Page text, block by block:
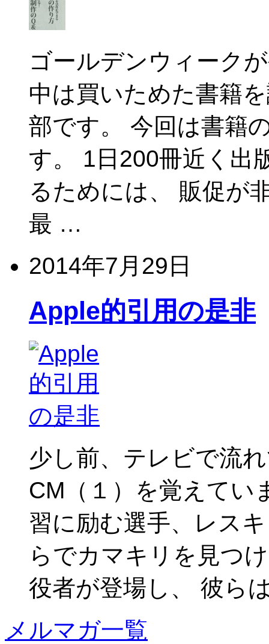
ゴールデンウィーク
中は買いためた書籍
部です。 今回は書籍
す。 1日200冊近く出
るためには、 販促が
最 …
2014年7月29日
Apple的引用の是非
少し前、テレビで流
CM（１）を覚えてい
習に励む選手、レス
らでカマキリを見つ
役者が登場し、 彼ら
メルマガ一覧